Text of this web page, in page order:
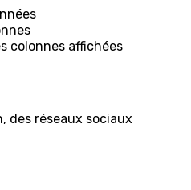
colonnes affichées
des réseaux sociaux